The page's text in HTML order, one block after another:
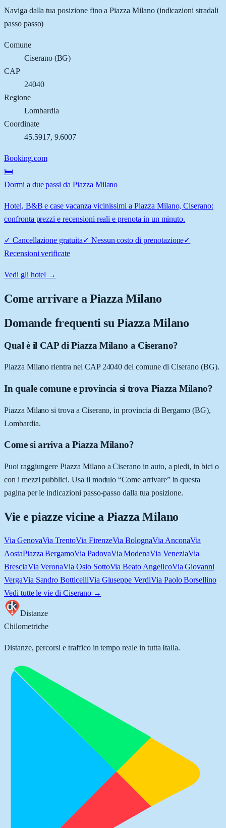
Naviga dalla tua posizione fino aPiazza Milano(indicazioni stradali
passo passo)
Comune
Ciserano(BG)
CAP
24040
Regione
Lombardia
Coordinate
45.5917, 9.6007
Booking.com
🛏️
Dormi a due passi da Piazza Milano
Hotel, B&B e case vacanza vicinissimi a Piazza Milano, Ciserano:
confronta prezzi e recensioni reali e prenota in un minuto.
✓ Cancellazione gratuita✓ Nessun costo di prenotazione✓
Recensioni verificate
Vedi gli hotel →
Come arrivare aPiazza Milano
Domande frequenti su Piazza Milano
Qual è il CAP di Piazza Milano a Ciserano?
Piazza Milano rientra nel CAP 24040 del comune di Ciserano (BG).
In quale comune e provincia si trova Piazza Milano?
Piazza Milano si trova a Ciserano, in provincia di Bergamo (BG),
Lombardia.
Come si arriva a Piazza Milano?
Puoi raggiungere Piazza Milano a Ciserano in auto, a piedi, in bici o
con i mezzi pubblici. Usa il modulo “Come arrivare” in questa
pagina per le indicazioni passo-passo dalla tua posizione.
Vie e piazze vicine a Piazza Milano
Via GenovaVia TrentoVia FirenzeVia BolognaVia AnconaVia
AostaPiazza BergamoVia PadovaVia ModenaVia VeneziaVia
BresciaVia VeronaVia Osio SottoVia Beato AngelicoVia Giovanni
VergaVia Sandro BotticelliVia Giuseppe VerdiVia Paolo Borsellino
Vedi tutte le vie di Ciserano→
Distanze
Chilometriche
Distanze, percorsi e traffico in tempo reale in tutta Italia.